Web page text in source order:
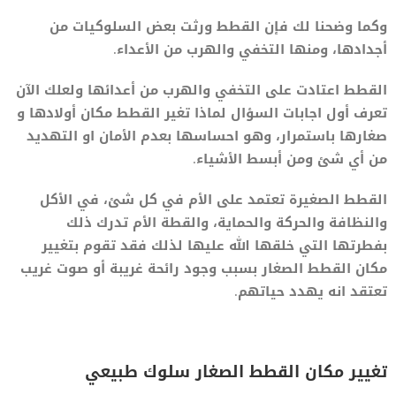
وكما وضحنا لك فإن القطط ورثت بعض السلوكيات من
أجدادها، ومنها التخفي والهرب من الأعداء.
القطط اعتادت على التخفي والهرب من أعدائها ولعلك الآن
تعرف أول اجابات السؤال لماذا تغير القطط مكان أولادها و
صغارها باستمرار، وهو احساسها بعدم الأمان او التهديد
من أي شئ ومن أبسط الأشياء.
القطط الصغيرة تعتمد على الأم في كل شئ، في الأكل
والنظافة والحركة والحماية، والقطة الأم تدرك ذلك
بفطرتها التي خلقها الله عليها لذلك فقد تقوم بتغيير
مكان القطط الصغار بسبب وجود رائحة غريبة أو صوت غريب
تعتقد انه يهدد حياتهم.
تغيير مكان القطط الصغار سلوك طبيعي